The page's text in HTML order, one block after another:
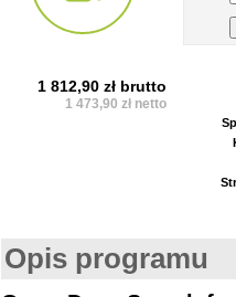
1 812,90 zł brutto
1 473,90 zł netto
Opis programu